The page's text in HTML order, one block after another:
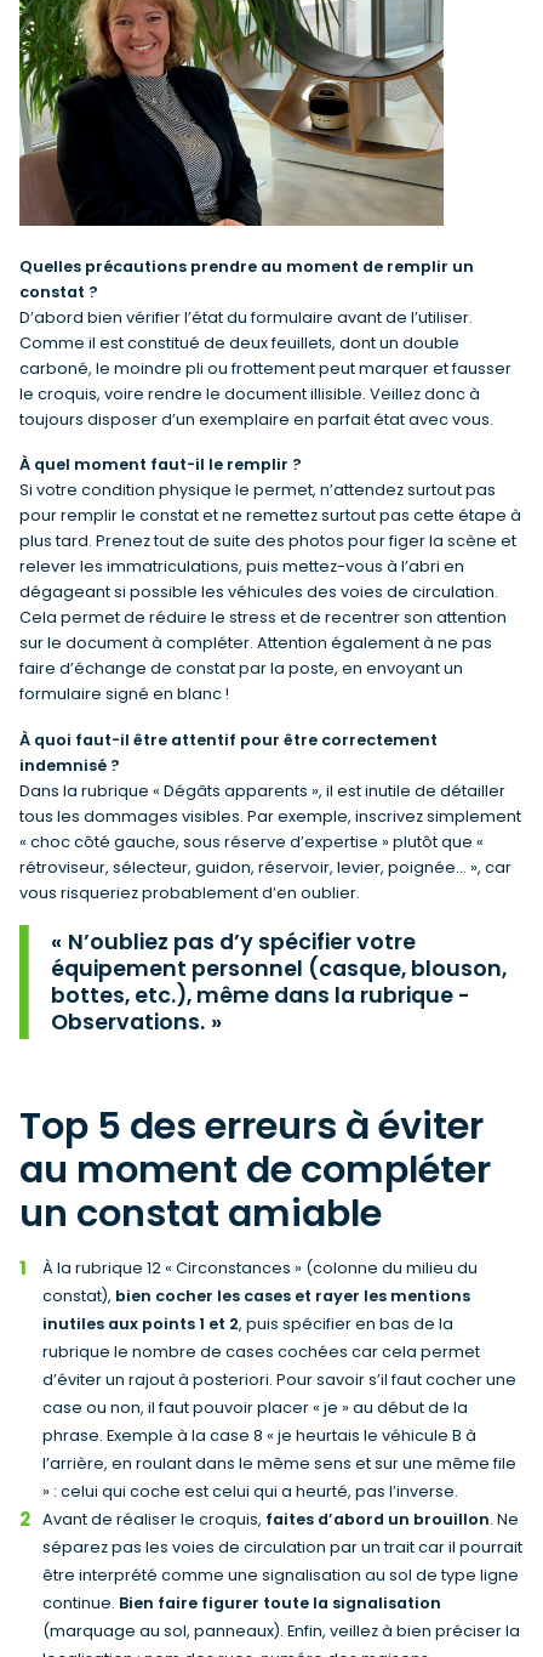
Quelles précautions prendre au moment de remplir un
constat ?
D’abord bien vérifier l’état du formulaire avant de l’utiliser.
Comme il est constitué de deux feuillets, dont un double
carboné, le moindre pli ou frottement peut marquer et fausser
le croquis, voire rendre le document illisible. Veillez donc à
toujours disposer d’un exemplaire en parfait état avec vous.
À quel moment faut-il le remplir ?
Si votre condition physique le permet, n’attendez surtout pas
pour remplir le constat et ne remettez surtout pas cette étape à
plus tard. Prenez tout de suite des photos pour figer la scène et
relever les immatriculations, puis mettez-vous à l’abri en
dégageant si possible les véhicules des voies de circulation.
Cela permet de réduire le stress et de recentrer son attention
sur le document à compléter. Attention également à ne pas
faire d’échange de constat par la poste, en envoyant un
formulaire signé en blanc !
À quoi faut-il être attentif pour être correctement
indemnisé ?
Dans la rubrique « Dégâts apparents », il est inutile de détailler
tous les dommages visibles. Par exemple, inscrivez simplement
« choc côté gauche, sous réserve d’expertise » plutôt que «
rétroviseur, sélecteur, guidon, réservoir, levier, poignée… », car
vous risqueriez probablement d’en oublier.
N’oubliez pas d’y spécifier votre
équipement personnel (casque, blouson,
bottes, etc.), même dans la rubrique -
Observations.
Top 5 des erreurs à éviter
au moment de compléter
un constat amiable
À la rubrique 12 « Circonstances » (colonne du milieu du
constat), bien cocher les cases et rayer les mentions
inutiles aux points 1 et 2, puis spécifier en bas de la
rubrique le nombre de cases cochées car cela permet
d’éviter un rajout à posteriori. Pour savoir s’il faut cocher une
case ou non, il faut pouvoir placer « je » au début de la
phrase. Exemple à la case 8 « je heurtais le véhicule B à
l’arrière, en roulant dans le même sens et sur une même file
» : celui qui coche est celui qui a heurté, pas l’inverse.
Avant de réaliser le croquis, faites d’abord un brouillon. Ne
séparez pas les voies de circulation par un trait car il pourrait
être interprété comme une signalisation au sol de type ligne
continue. Bien faire figurer toute la signalisation
(marquage au sol, panneaux). Enfin, veillez à bien préciser la